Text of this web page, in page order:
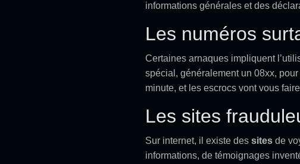
informations générales et des
Les numéros
Certaines arnaques impliquent
spécial, généralement un 08xx,
minute, et les escrocs vont vous
Les sites
Sur internet, il existe des sites de
informations, de témoignages